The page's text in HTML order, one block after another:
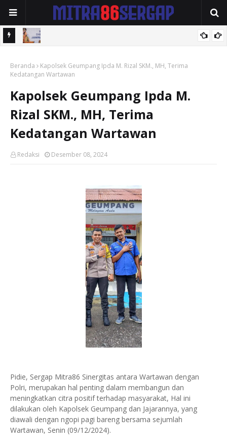
.
Dorong Perkuat Sistem JKN.
Beranda
Kapolsek Geumpang Ipda M. Rizal SKM., MH, Terima
Kedatangan Wartawan
Kapolsek Geumpang Ipda M.
Rizal SKM., MH, Terima
Kedatangan Wartawan
Redaksi Desember 08, 2024
Pidie, Sergap Mitra86 Sinergitas antara Wartawan dengan
Polri, merupakan hal penting dalam membangun dan
meningkatkan citra positif terhadap masyarakat, Hal ini
dilakukan oleh Kapolsek Geumpang dan Jajarannya, yang
diawali dengan ngopi pagi bareng bersama sejumlah
Wartawan, Senin (09/12/2024).